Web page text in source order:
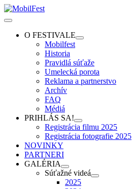
Skip
to
Toggle
NavigationO FESTIVALE
Mobilfest
Historia
Pravidlá súťaže
Umelecká porota
Reklama a partnerstvo
Archív
FAQ
Médiá
PRIHLÁS SA!
Registrácia filmu 2025
Registrácia fotografie 2025
NOVINKY
PARTNERI
GALÉRIA
Súťažné videá
2025